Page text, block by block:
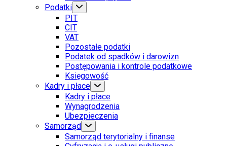
Podatki
PIT
CIT
VAT
Pozostałe podatki
Podatek od spadków i darowizn
Postępowania i kontrole podatkowe
Księgowość
Kadry i płace
Kadry i płace
Wynagrodzenia
Ubezpieczenia
Samorząd
Samorząd terytorialny i finanse